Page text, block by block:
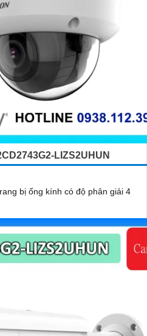
LIZS2UHUN
bị ống kính có độ phân giải 4